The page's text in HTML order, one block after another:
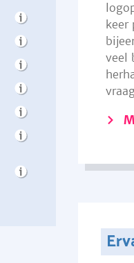
keer
veel